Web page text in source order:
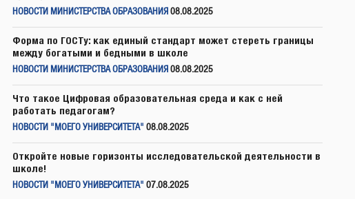
НОВОСТИ МИНИСТЕРСТВА ОБРАЗОВАНИЯ 08.08.2025
Форма по ГОСТу: как единый стандарт может стереть границы
между богатыми и бедными в школе
НОВОСТИ МИНИСТЕРСТВА ОБРАЗОВАНИЯ 08.08.2025
Что такое Цифровая образовательная среда и как с ней
работать педагогам?
НОВОСТИ "МОЕГО УНИВЕРСИТЕТА" 08.08.2025
Откройте новые горизонты исследовательской деятельности в
школе!
НОВОСТИ "МОЕГО УНИВЕРСИТЕТА" 07.08.2025